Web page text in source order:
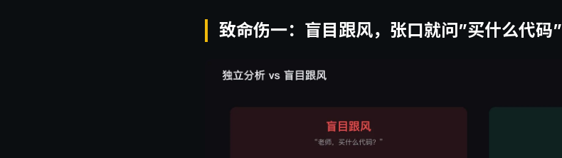
致命伤一：盲目跟风，张口就问”买什么代码”